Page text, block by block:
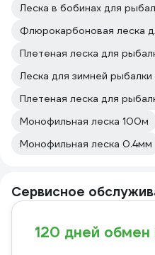
Леска в бобинах для
Флюрокарбоновая леска
Плетeная леска для
Леска для зимней
Плетeная леска для
Монофильная леска 100м
Монофильная леска 0.4мм
Сервисное
120 дней обмен